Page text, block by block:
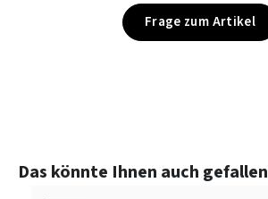
Frage zum Artikel
Produktgalerie überspringen
Das könnte Ihnen auch gefallen